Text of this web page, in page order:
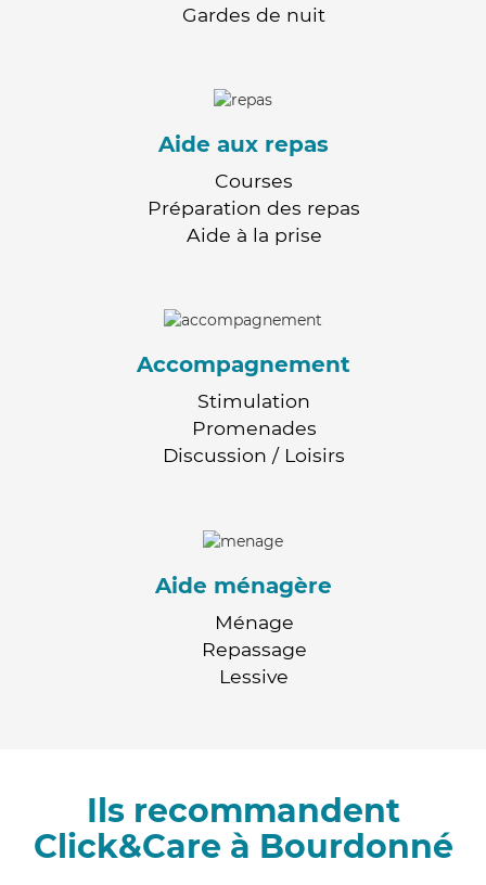
Gardes de nuit
Aide aux repas
Courses
Préparation des repas
Aide à la prise
Accompagnement
Stimulation
Promenades
Discussion / Loisirs
Aide ménagère
Ménage
Repassage
Lessive
Ils recommandent
Click&Care à Bourdonné